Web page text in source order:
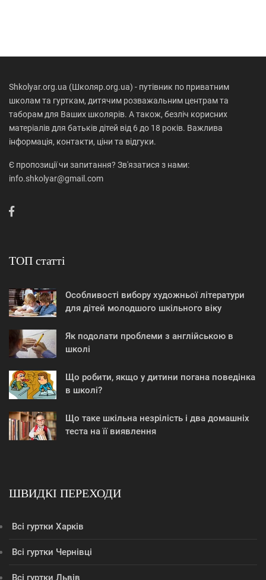
Shkolyar.org.ua (Школяр.org.ua) - путівник по приватним
школам та гурткам, дитячим розважальним центрам та
таборам для Ваших школярів. А також, безліч корисних
матеріалів для батьків дітей від 6 до 18 років. Важлива
інформація, контакти, ціни та відгуки.
Є пропозиції чи запитання? Зв'язатися з нами:
info.shkolyar@gmail.com
ТОП статті
Особливості вибору художньої літератури
для дітей молодшого шкільного віку
Як подолати проблеми з англійською в
школі
Що робити, якщо у дитини погана поведінка
в школі?
Що таке шкільна незрілість і два домашніх
теста на її виявлення
ШВИДКІ ПЕРЕХОДИ
Всі гуртки Харків
Всі гуртки Чернівці
Всі гуртки Львів